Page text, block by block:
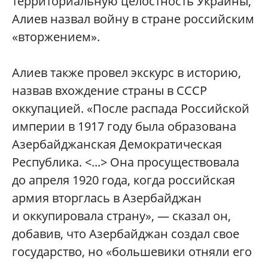
Алиев назвал войну в стране российским
«вторжением».
Алиев также провел экскурс в историю,
назвав вхождение страны в СССР
оккупацией. «После распада Российской
империи в 1917 году была образована
Азербайджанская Демократическая
Республика. <...> Она просуществовала
до апреля 1920 года, когда российская
армия вторглась в Азербайджан
и оккупировала страну», — сказал он,
добавив, что Азербайджан создал свое
государство, но «большевики отняли его